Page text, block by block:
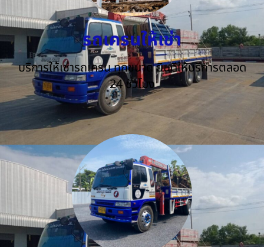
รถเครนให้เช่า
บริการให้เช่ารถเครน ทุกขนาด ยินดีให้บริการตลอด
24 ชั่วโมง